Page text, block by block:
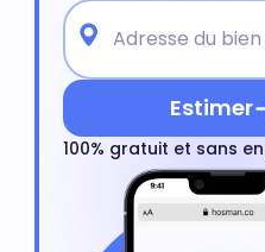
Estimer
100% gratuit et sans